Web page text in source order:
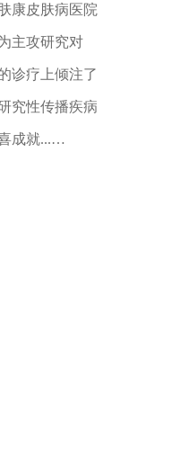
康皮肤病医院
主攻研究对
诊疗上倾注了
究性传播疾病
成就...…